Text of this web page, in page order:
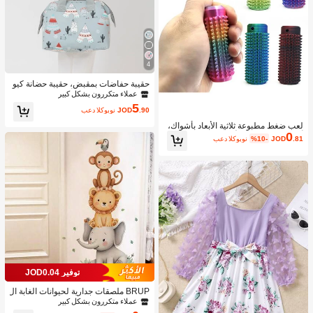
لعب ضغط مطبوعة ثلاثية الأبعاد بأشواك،
ألعاب إغاثة ضغط للأعمار 14+
JOD0.81
%10- بعد الكوبون
4
حقيبة حفاضات بمقبض، حقيبة حضانة كيو
ت صغيرة للمستشفى أو للسفر، حقيبة ك
تف للأم والأب متعددة الوظائف لتخزين ال
حفاضات والمناديل المبللة والألعاب، لاست
عملاء متكررون بشكل كبير
JOD5.90 بعد الكوبون
توفير JOD0.04
BRUP ملصقات جدارية لحيوانات الغابة ال
جميلة المائية - ملصقات لاصقة ذاتية اللص
ق من البولي فينيل كلوريد قابلة للإزالة -
عملاء متكررون بشكل كبير